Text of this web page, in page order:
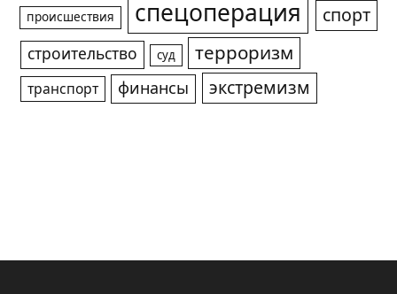
происшествия спецоперация спорт
строительство суд терроризм
транспорт финансы экстремизм